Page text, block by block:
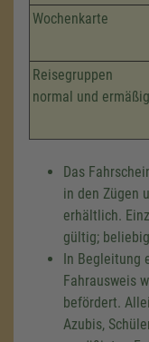
Wochenkarte
Reisegruppen
normal und
Das
in den Zügen
erhältlich.
gültig;
In Begleitung
Fahrausweis
befördert.
Azubis,